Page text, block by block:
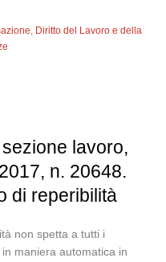
, Diritto del Lavoro e della
lavoro,
n. 20648.
di reperibilità
non spetta a tutti i
maniera automatica in